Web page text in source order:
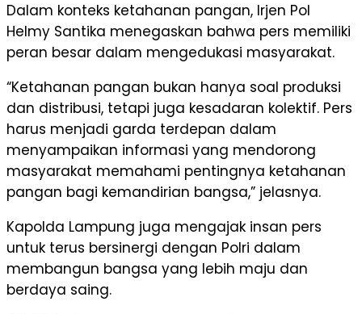
Dalam konteks ketahanan pangan, Irjen Pol
Helmy Santika menegaskan bahwa pers memiliki
peran besar dalam mengedukasi masyarakat.
“Ketahanan pangan bukan hanya soal produksi
dan distribusi, tetapi juga kesadaran kolektif. Pers
harus menjadi garda terdepan dalam
menyampaikan informasi yang mendorong
masyarakat memahami pentingnya ketahanan
pangan bagi kemandirian bangsa,” jelasnya.
Kapolda Lampung juga mengajak insan pers
untuk terus bersinergi dengan Polri dalam
membangun bangsa yang lebih maju dan
berdaya saing.